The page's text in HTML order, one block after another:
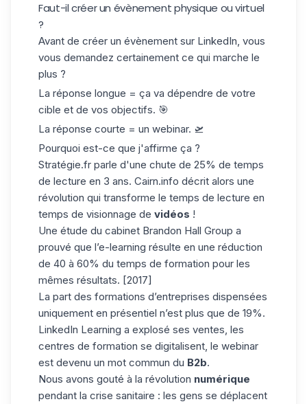
Faut-il créer un évènement physique ou virtuel
?
Avant de créer un évènement sur LinkedIn, vous
vous demandez certainement ce qui marche le
plus ?
La réponse longue = ça va dépendre de votre
cible et de vos objectifs. 🎯
La réponse courte = un webinar. 🛫
Pourquoi est-ce que j'affirme ça ?
Stratégie.fr parle d'une chute de 25% de temps
de lecture en 3 ans. Cairn.info décrit alors une
révolution qui transforme le temps de lecture en
temps de visionnage de vidéos !
Une étude du cabinet Brandon Hall Group a
prouvé que l’e-learning résulte en une réduction
de 40 à 60% du temps de formation pour les
mêmes résultats. [2017]
La part des formations d’entreprises dispensées
uniquement en présentiel n’est plus que de 19%.
LinkedIn Learning a explosé ses ventes, les
centres de formation se digitalisent, le webinar
est devenu un mot commun du B2b.
Nous avons gouté à la révolution numérique
pendant la crise sanitaire : les gens se déplacent